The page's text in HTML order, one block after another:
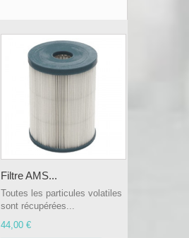
Filtre AMS ...
Toutes les particules volatiles
sont récupérées...
44,00 €